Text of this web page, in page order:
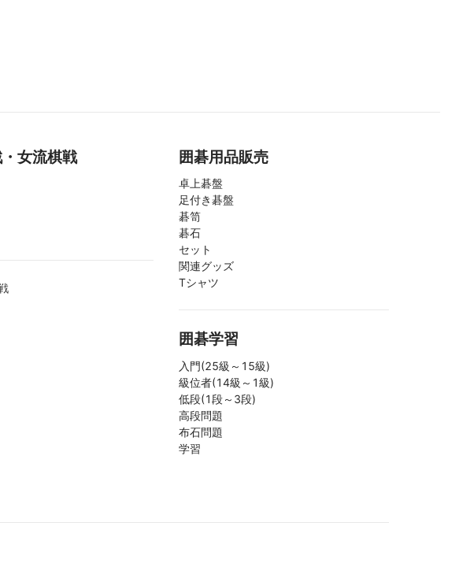
女流棋戦 囲碁用品販売
卓上碁盤
足付き碁盤
碁笥
碁石
セット
関連グッズ
Tシャツ
囲碁学習
入門(25級～15級)
級位者(14級～1級)
低段(1段～3段)
高段問題
布石問題
学習